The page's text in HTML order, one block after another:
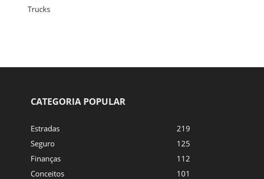
Trucks
CATEGORIA POPULAR
Estradas
219
Seguro
125
Finanças
112
Conceitos
101